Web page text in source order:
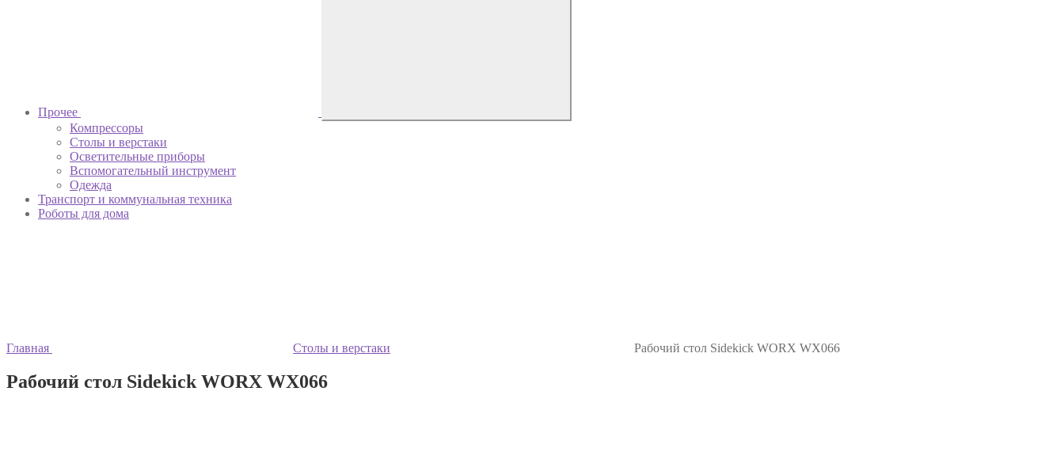
Прочее
Компрессоры
Столы и верстаки
Осветительные приборы
Вспомогательный инструмент
Одежда
Транспорт и коммунальная техника
Роботы для дома
Главная Столы и верстаки Рабочий стол Sidekick WORX WX066
Рабочий стол Sidekick WORX WX066